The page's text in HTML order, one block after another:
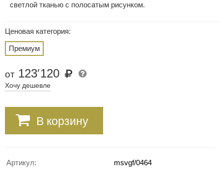
светлой тканью с полосатым рисунком.
Ценовая категория:
Премиум
от 123′120
Хочу дешевле
В корзину
Артикул: msvgf/0464